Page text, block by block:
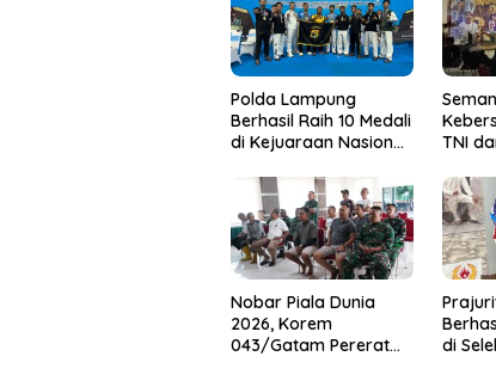
Polda Lampung
Berhasil Raih 10 Medali
di Kejuaraan Nasional
Cup 7
TNI
Nobar Piala Dunia
2026, Korem
043/Gatam Pererat
di